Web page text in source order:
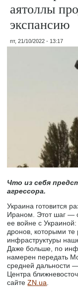
аятоллы
экспансию
пт, 21/10/2022 - 13:17
Что из себя
агрессора.
Украина готовится
Ираном. Этот шаг —
ее войне с
дронов, которыми те
инфраструктуры
Даже больше, по
намерен передать
средней дальности
Центра
сайтеZN.ua